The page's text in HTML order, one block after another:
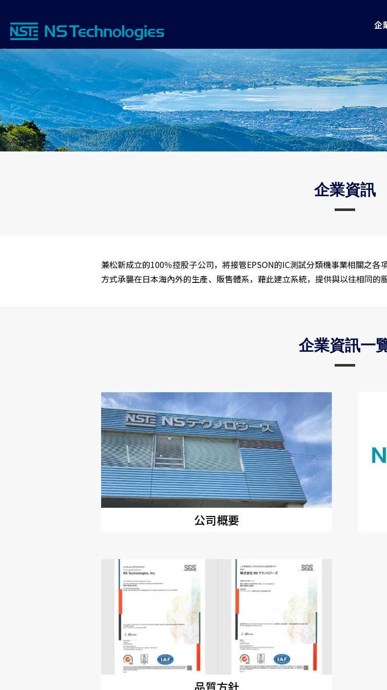
企
企業資訊
兼松新成立的100％控股子公司，將接管EPSON的IC測試分類機事業相關之
方式承襲在日本海內外的生產、販售體系，藉此建立系統，提供與以往相同的服
企業資訊一
公司概要
品質方針